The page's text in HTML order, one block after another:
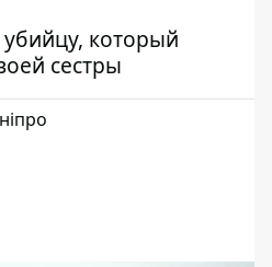
который
сестры